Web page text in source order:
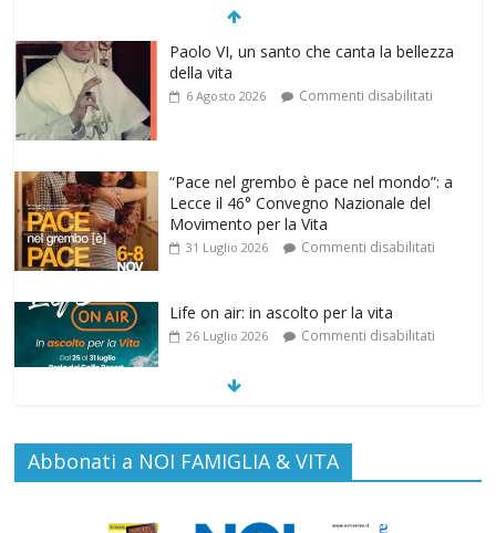
della vita
6 Agosto 2026 Commenti disabilitati
Movimento per la Vita
31 Luglio 2026 Commenti disabilitati
Life on air: in ascolto per la vita
SAMARITANI 2.0: la risposta di Federvita
25 Luglio 2026 Commenti disabilitati
Gino Soldera nominato Membro della
Abbonati a NOI FAMIGLIA & VITA